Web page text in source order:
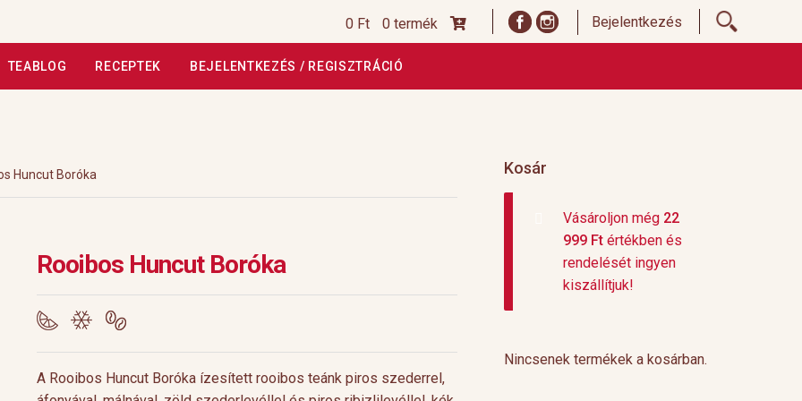
0 Ft 0 termék Bejelentkezés
TEABLOG RECEPTEK BEJELENTKEZÉS / REGISZTRÁCIÓ
fizetés Webáruház Rólunk HoReCa Impresszum
Huncut Boróka
Rooibos Huncut Boróka
A Rooibos Huncut Boróka ízesített rooibos teánk piros szederrel,
Kosár
Vásároljon még 22
999 Ft értékben és
rendelését ingyen
kiszállítjuk!
Nincsenek termékek a kosárban.